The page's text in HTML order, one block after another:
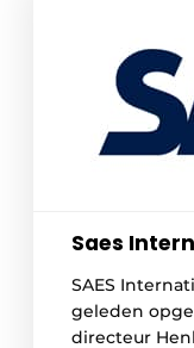
Saes
SAES
geleden
directeur